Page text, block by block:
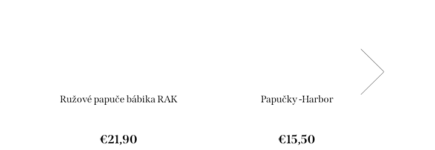
Ružové papuče bábika RAK
€21,90
Papučky -Harbor
€15,50